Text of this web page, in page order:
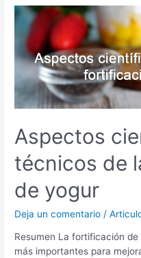
Aspectos
técnicos de
de yogur
Deja un comentario /
Resumen La fortificación
más importantes para
Aspectos
científicos
técnicos
la
fortificación
yogur